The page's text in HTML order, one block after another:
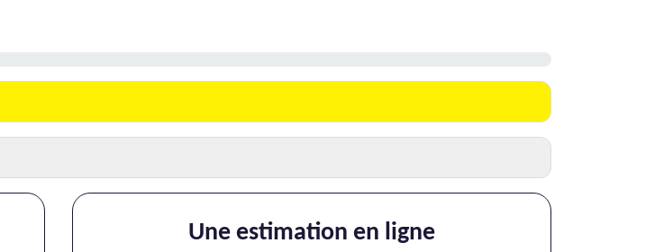
Une estimation en ligne